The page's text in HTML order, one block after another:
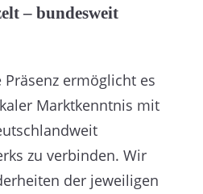
– bundesweit
ermöglicht es
Marktkenntnis mit
zu verbinden. Wir
der jeweiligen